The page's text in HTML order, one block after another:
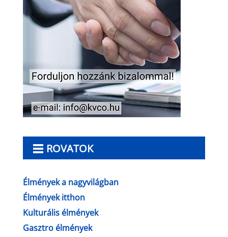
ROVATOK
Élmények a nagyvilágban
Élmények itthon
Kulturális élmények
Gasztro élmények